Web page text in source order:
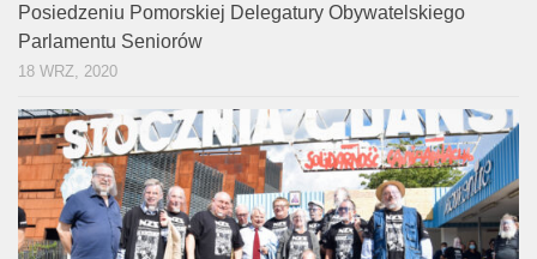
Posiedzeniu Pomorskiej Delegatury Obywatelskiego
Parlamentu Seniorów
18 WRZ, 2020